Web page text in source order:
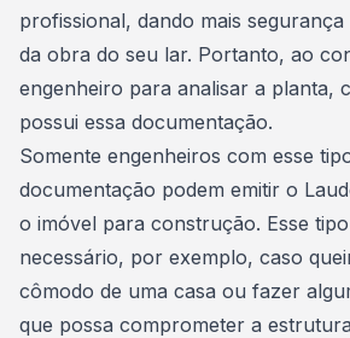
profissional, dando mais
da obra do seu lar. Portanto, ao
engenheiro para analisar a planta,
possui essa documentação.
Somente engenheiros com esse
documentação podem emitir o
o imóvel para construção. Esse
necessário, por exemplo, caso
cômodo de uma casa ou fazer
que possa comprometer a